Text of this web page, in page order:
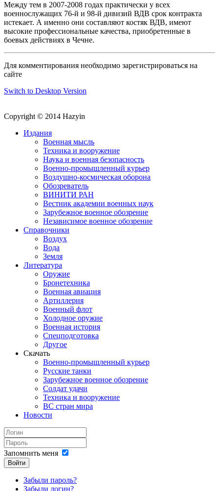
Между тем в 2007-2008 годах практически у всех
военнослужащих 76-й и 98-й дивизий ВДВ срок контракта
истекает. А именно они составляют костяк ВДВ, имеют
высокие профессиональные качества, приобретенные в
боевых действиях в Чечне.
Для комментирования необходимо зарегистрироваться на
сайте
Switch to Desktop Version
Copyright © 2014 Hazyin
Издания
Военная мысль
Техника и вооружение
Наука и военная безопасность
Военно-промышленный курьер
Воздушно-космическая оборона
Обозреватель
ВИНИТИ РАН
Вестник академии военных наук
Зарубежное военное обозрение
Независимое военное обозрение
Справочники
Воздух
Вода
Земля
Литература
Оружие
Бронетехника
Военная авиация
Артиллерия
Военный флот
Холодное оружие
Военная история
Спецподготовка
Другое
Скачать
Военно-промышленный курьер
Русские танки
Зарубежное военное обозрение
Солдат удачи
Техника и вооружение
ВС стран мира
Новости
Запомнить меня
Войти
Забыли пароль?
Забыли логин?